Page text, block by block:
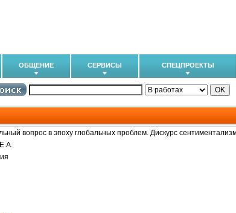
ОБЩЕНИЕ СЕРВИСЫ СПЕЦПРОЕКТЫ
вопрос в эпоху глобальных проблем. Дискурс